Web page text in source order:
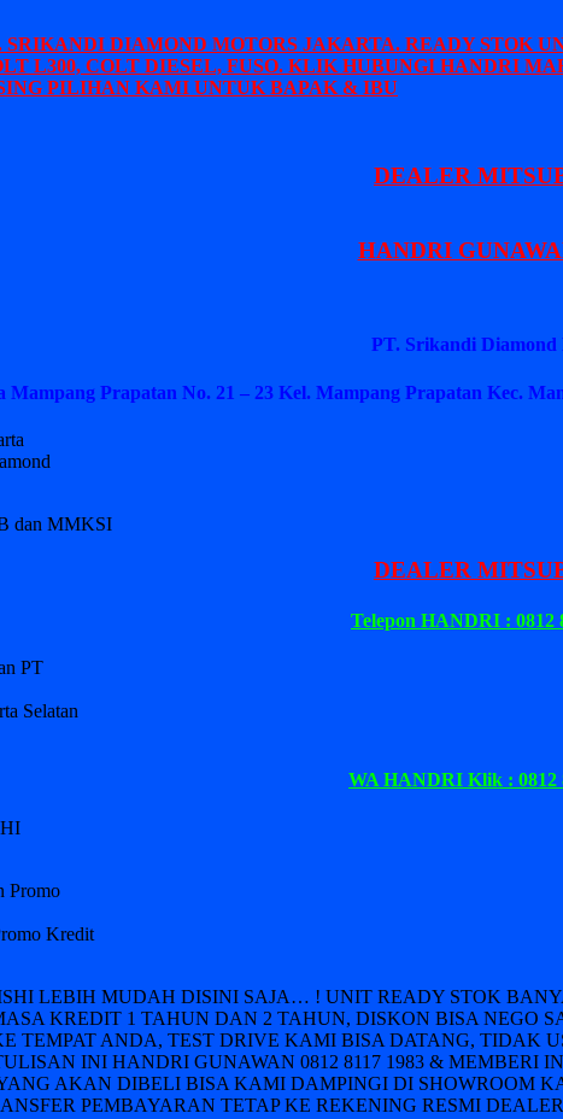
DIAMOND MOTORS JAKARTA. READY STOK
L300, COLT DIESEL, FUSO. KLIK HUBUNGI HANDRI
PILIHAN KAMI UNTUK BAPAK & IBU
DEALER
HANDRI
PT. Srikandi Diamond
Mampang Prapatan No. 21 – 23 Kel. Mampang Prapatan Kec.
DEALER
Telepon HANDRI : 0812
Selatan
WA HANDRI Klik : 0812
Kredit
LEBIH MUDAH DISINI SAJA… ! UNIT READY STOK
KREDIT 1 TAHUN DAN 2 TAHUN, DISKON BISA NEGO
TEMPAT ANDA, TEST DRIVE KAMI BISA DATANG,
INI HANDRI GUNAWAN 0812 8117 1983 & MEMBERI
AKAN DIBELI BISA KAMI DAMPINGI DI SHOWROOM
PEMBAYARAN TETAP KE REKENING RESMI